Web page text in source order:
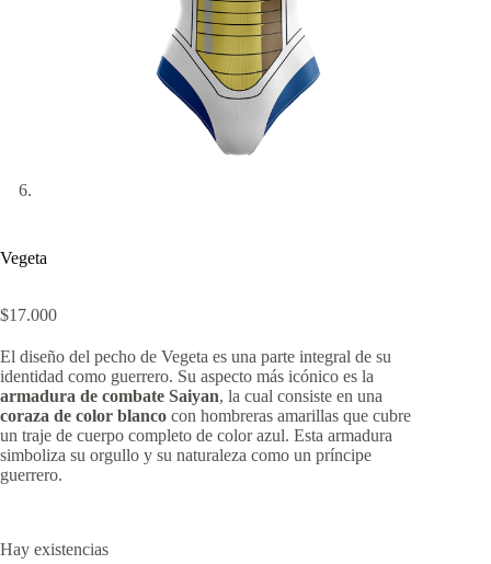
Vegeta
$17.000
El diseño del pecho de Vegeta es una parte integral de su
identidad como guerrero. Su aspecto más icónico es la
armadura de combate Saiyan, la cual consiste en una
coraza de color blanco con hombreras amarillas que cubre
un traje de cuerpo completo de color azul. Esta armadura
simboliza su orgullo y su naturaleza como un príncipe
guerrero.
Hay existencias